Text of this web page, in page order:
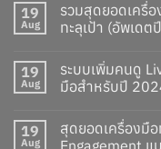
19
Aug
รวมสุดยอดเครื่
ทะลุเป้า (อัพเด
19
Aug
ระบบเพิ่มคนดู
มือสำหรับปี
19
Aug
สุดยอดเครื่องมือ